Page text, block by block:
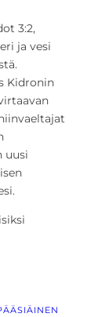
3:2,
ja vesi
Kidronin
uusi